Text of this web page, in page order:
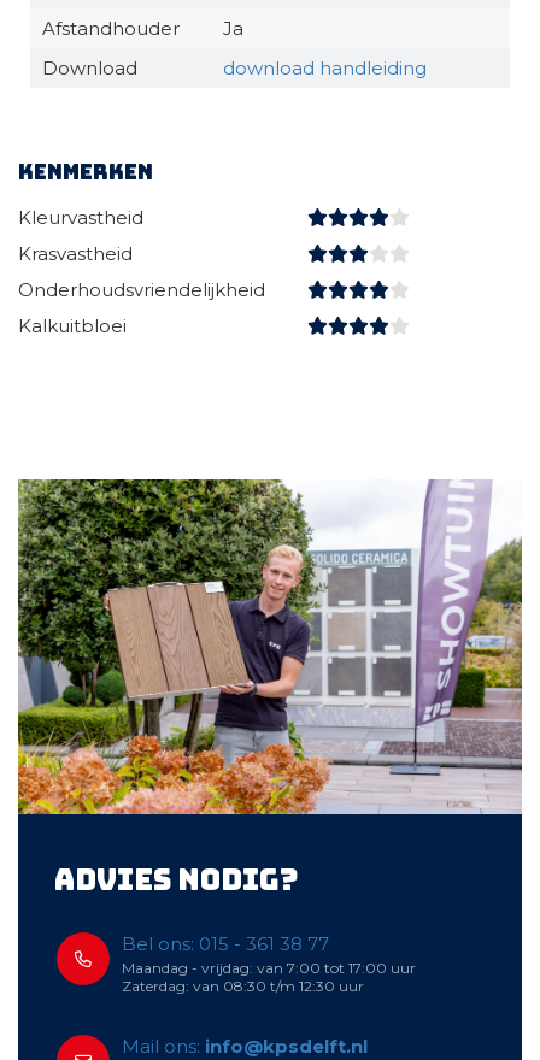
Afstandhouder
Ja
Download
download handleiding
Kenmerken
Kleurvastheid
Krasvastheid
Onderhoudsvriendelijkheid
Kalkuitbloei
Advies nodig?
Bel ons: 015 - 361 38 77
Maandag - vrijdag: van 7:00 tot 17:00 uur
Zaterdag: van 08:30 t/m 12:30 uur
Mail ons: info@kpsdelft.nl